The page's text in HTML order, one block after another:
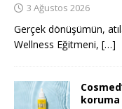
3 Ağustos 2026
Gerçek dönüşümün,
Wellness Eğitmeni, […]
koruma